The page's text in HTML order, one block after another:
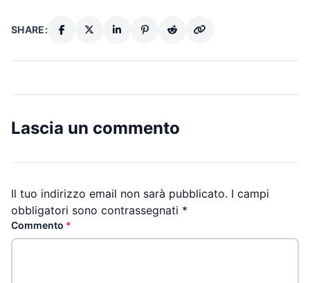
SHARE:
Lascia un commento
Il tuo indirizzo email non sarà pubblicato. I campi
obbligatori sono contrassegnati *
Commento *